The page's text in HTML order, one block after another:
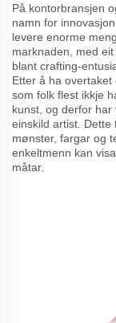
På kontorbransjen
namn for
levere enorme
marknaden, med
blant crafting-
Etter å ha
som folk flest ikkje
kunst, og derfor
einskild artist. Dette
mønster, fargar og
enkeltmenn kan
måtar.